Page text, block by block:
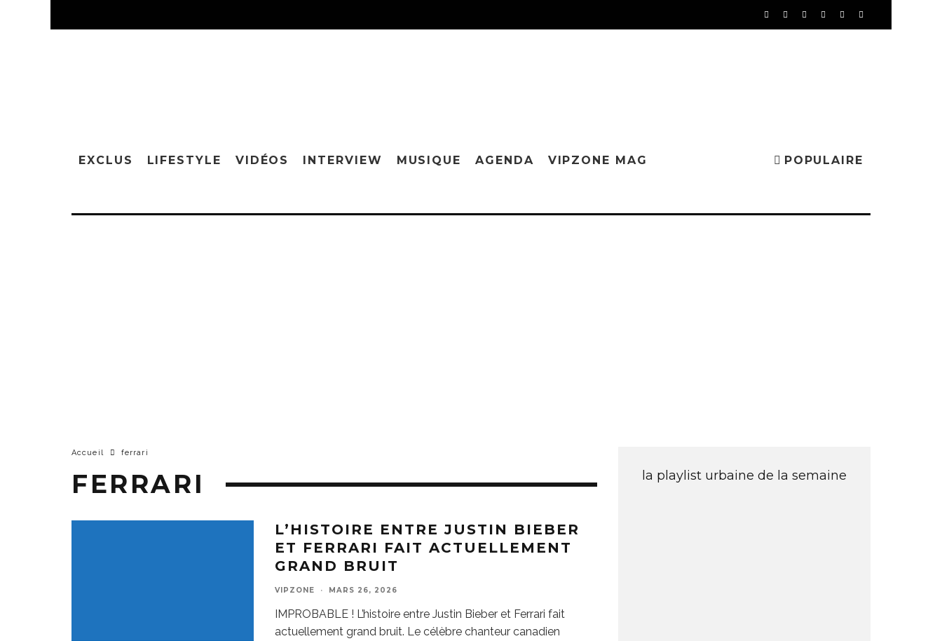
EXCLUS LIFESTYLE VIDÉOS INTERVIEW MUSIQUE AGENDA VIPZONE MAG POPULAIRE
Accueil ferrari
FERRARI
L’HISTOIRE ENTRE JUSTIN BIEBER
ET FERRARI FAIT ACTUELLEMENT
GRAND BRUIT
VIPZONE · MARS 26, 2026
IMPROBABLE ! L’histoire entre Justin Bieber et Ferrari fait
actuellement grand bruit. Le célèbre chanteur canadien
la playlist urbaine de la semaine